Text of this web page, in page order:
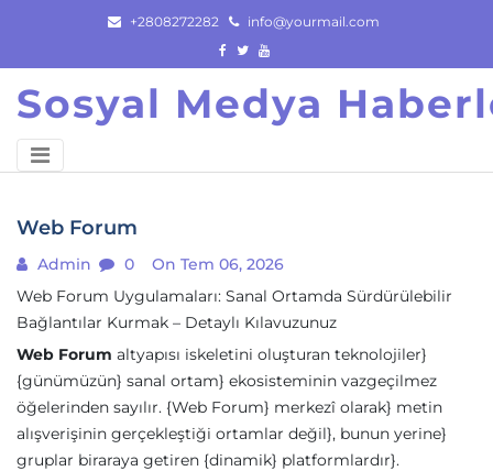
content
+2808272282 info@yourmail.com
Sosyal Medya
Web Forum
Admin 0
On Tem 06, 2026
Web Forum Uygulamaları: Sanal Ortamda Sürdürülebilir
Bağlantılar Kurmak – Detaylı Kılavuzunuz
Web Forum altyapısı iskeletini oluşturan teknolojiler}
{günümüzün} sanal ortam} ekosisteminin vazgeçilmez
öğelerinden sayılır. {Web Forum} merkezî olarak} metin
alışverişinin gerçekleştiği ortamlar değil}, bunun yerine}
gruplar biraraya getiren {dinamik} platformlardır}.